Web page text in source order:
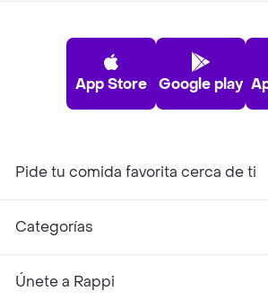
App Store Google play
Pide tu comida favorita cerca de ti
Categorías
Únete a Rappi